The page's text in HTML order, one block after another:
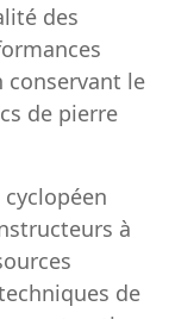
des
conservant le
de pierre
à
de